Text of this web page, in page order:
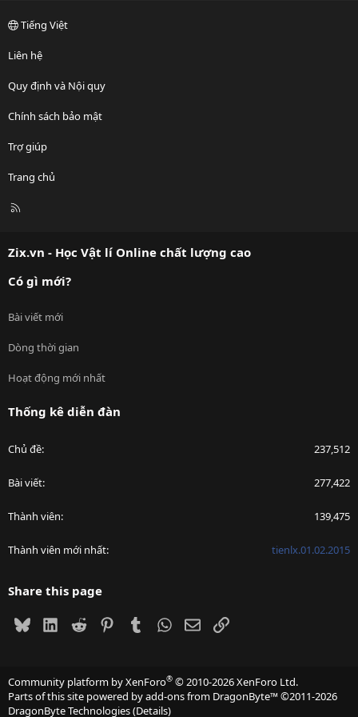
Tiếng Việt
Liên hệ
Quy định và Nội quy
Chính sách bảo mật
Trợ giúp
Trang chủ
R
Zix.vn - Học Vật lí Online chất lượng cao
Có gì mới?
Bài viết mới
Dòng thời gian
Hoạt động mới nhất
Thống kê diễn đàn
Chủ đề 237,512
Bài viết 277,422
Thành viên 139,475
Thành viên mới nhất tienlx.01.02.2015
Share this page
BlueskyLinkedIn
Reddit PinterestTumblrWhatsApp
EmailLink
Community platform by XenForo® © 2010-2026 XenForo Ltd.
Parts of this site powered byadd-ons from DragonByte™©2011-2026
DragonByte Technologies(Details)